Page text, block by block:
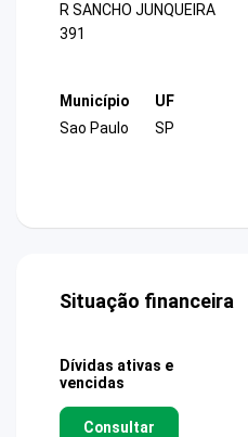
R SANCHO JUNQUEIRA
391
Município
Sao Paulo
UF
SP
Situação financeira
Dívidas ativas e
vencidas
Consultar